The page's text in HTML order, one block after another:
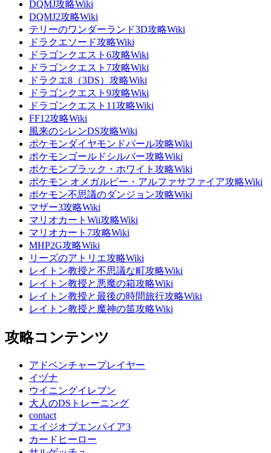
DQMJ攻略Wiki
DQMJ2攻略Wiki
テリーのワンダーランド3D攻略Wiki
ドラクエソード攻略Wiki
ドラゴンクエスト6攻略Wiki
ドラゴンクエスト7攻略Wiki
ドラクエ8（3DS）攻略Wiki
ドラゴンクエスト9攻略Wiki
ドラゴンクエスト11攻略Wiki
FF12攻略Wiki
風来のシレンDS攻略Wiki
ポケモンダイヤモンドパール攻略Wiki
ポケモンゴールドシルバー攻略Wiki
ポケモンブラック・ホワイト攻略Wiki
ポケモン オメガルビー・アルファサファイア攻略Wiki
ポケモン不思議のダンジョン攻略Wiki
マザー3攻略Wiki
マリオカートWii攻略Wiki
マリオカート7攻略Wiki
MHP2G攻略Wiki
リーズのアトリエ攻略Wiki
レイトン教授と不思議な町攻略Wiki
レイトン教授と悪魔の箱攻略Wiki
レイトン教授と最後の時間旅行攻略Wiki
レイトン教授と魔神の笛攻略Wiki
攻略コンテンツ
アドベンチャープレイヤー
イヅナ
ウイニングイレブン
大人のDSトレーニング
contact
エイジオブエンパイア3
カードヒーロー